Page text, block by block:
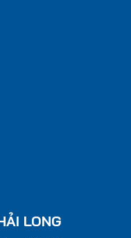
LONG